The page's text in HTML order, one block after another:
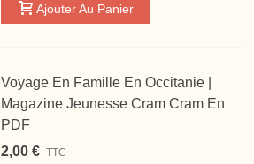
Ajouter Au Panier
Voyage En Famille En Occitanie |
Magazine Jeunesse Cram Cram En
PDF
2,00 € TTC